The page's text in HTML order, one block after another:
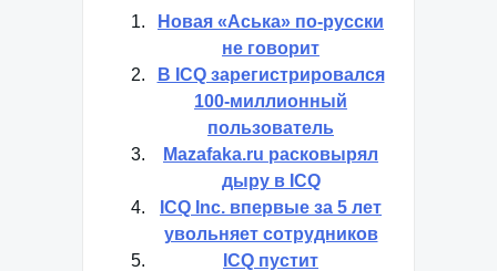
Новая «Аська» по-русски
не говорит
В ICQ зарегистрировался
100-миллионный
пользователь
Mazafaka.ru расковырял
дыру в ICQ
ICQ Inc. впервые за 5 лет
увольняет сотрудников
ICQ пустит